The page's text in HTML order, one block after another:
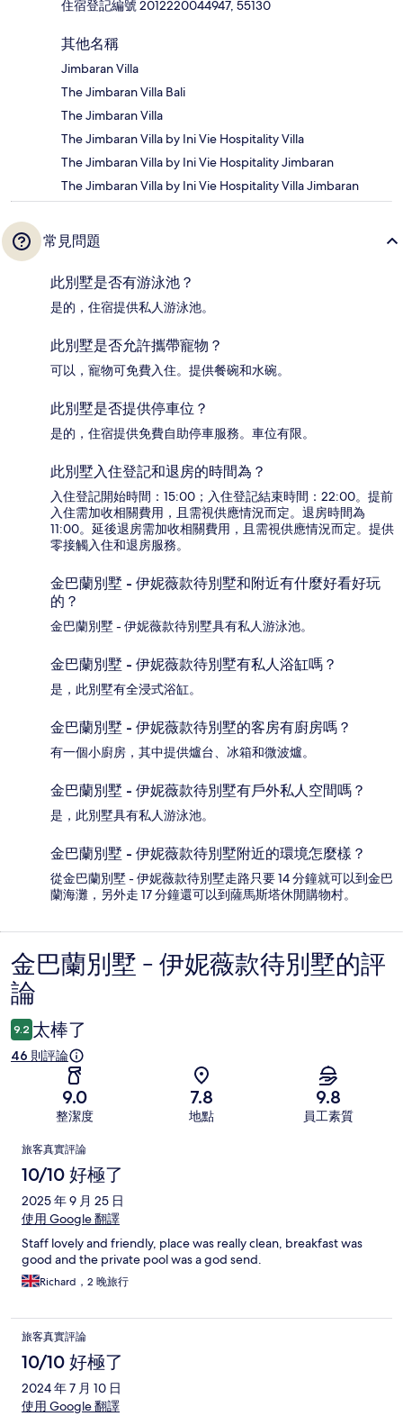
住宿登記編號 2012220044947, 55130
其他名稱
Jimbaran Villa
The Jimbaran Villa Bali
The Jimbaran Villa
The Jimbaran Villa by Ini Vie Hospitality Villa
The Jimbaran Villa by Ini Vie Hospitality Jimbaran
The Jimbaran Villa by Ini Vie Hospitality Villa Jimbaran
常見問題
此別墅是否有游泳池？
是的，住宿提供私人游泳池。
此別墅是否允許攜帶寵物？
可以，寵物可免費入住。提供餐碗和水碗。
此別墅是否提供停車位？
是的，住宿提供免費自助停車服務。車位有限。
此別墅入住登記和退房的時間為？
入住登記開始時間：15:00；入住登記結束時間：22:00。提前
入住需加收相關費用，且需視供應情況而定。退房時間為
11:00。延後退房需加收相關費用，且需視供應情況而定。提供
零接觸入住和退房服務。
金巴蘭別墅 - 伊妮薇款待別墅和附近有什麼好看好玩
的？
金巴蘭別墅 - 伊妮薇款待別墅具有私人游泳池。
金巴蘭別墅 - 伊妮薇款待別墅有私人浴缸嗎？
是，此別墅有全浸式浴缸。
金巴蘭別墅 - 伊妮薇款待別墅的客房有廚房嗎？
有一個小廚房，其中提供爐台、冰箱和微波爐。
金巴蘭別墅 - 伊妮薇款待別墅有戶外私人空間嗎？
是，此別墅具有私人游泳池。
金巴蘭別墅 - 伊妮薇款待別墅附近的環境怎麼樣？
從金巴蘭別墅 - 伊妮薇款待別墅走路只要 14 分鐘就可以到金巴
蘭海灘，另外走 17 分鐘還可以到薩馬斯塔休閒購物村。
評
論
金巴蘭別墅 - 伊妮薇款待別墅的評
論
9.2 太棒了
46 則評論
9.0
整潔度
7.8
地點
9.8
員工素質
評
論
旅客真實評論
10/10 好極了
2025 年 9 月 25 日
使用 Google 翻譯
Staff lovely and friendly, place was really clean, breakfast was
good and the private pool was a god send.
Richard，2 晚旅行
旅客真實評論
10/10 好極了
2024 年 7 月 10 日
使用 Google 翻譯